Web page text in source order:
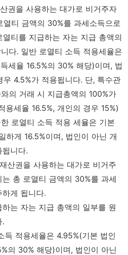
권을 사용하는 대가로 비거주자
열티 금액의 30%를 과세소득으로
티를 지급하는 자는 지급 총액의
다. 일반 로열티 소득 적용세율은
세율 16.5%의 30% 해당)이며, 법
우 4.5%가 적용됩니다. 단, 특수관
의 거래 시 지급총액의 100%가
용세율 16.5%, 개인의 경우 15%)
로열티 소득 적용 세율은 기본
하게 16.5%이며, 법인이 아닌 개
됩니다.
산권을 사용하는 대가로 비거주
는 총 로열티 금액의 30%를 과세
게 됩니다.
하는 자는 지급 총액의 일부를 원
.
득 적용세율은 4.95%(기본 법인
의 30% 해당)이며, 법인이 아닌